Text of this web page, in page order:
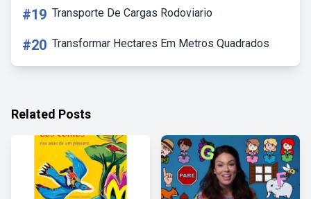
#19 Transporte De Cargas Rodoviario
#20 Transformar Hectares Em Metros Quadrados
Related Posts